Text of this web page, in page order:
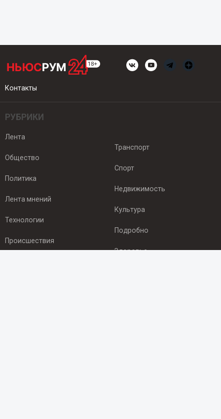
Контакты
РУБРИКИ
Лента
Общество
Политика
Лента мнений
Технологии
Происшествия
Транспорт
Спорт
Недвижимость
Культура
Подробно
Здоровье